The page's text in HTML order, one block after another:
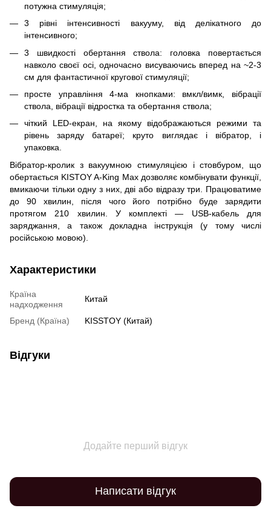
потужна стимуляція;
3 рівні інтенсивності вакууму, від делікатного до
інтенсивного;
3 швидкості обертання ствола: головка повертається
навколо своєї осі, одночасно висуваючись вперед на ~2-3
см для фантастичної кругової стимуляції;
просте управління 4-ма кнопками: вмкл/вимк, вібрації
ствола, вібрації відростка та обертання ствола;
чіткий LED-екран, на якому відображаються режими та
рівень заряду батареї; круто виглядає і вібратор, і
упаковка.
Вібратор-кролик з вакуумною стимуляцією і стовбуром, що
обертається KISTOY A-King Max дозволяє комбінувати функції,
вмикаючи тільки одну з них, дві або відразу три. Працюватиме
до 90 хвилин, після чого його потрібно буде зарядити
протягом 210 хвилин. У комплекті — USB-кабель для
заряджання, а також докладна інструкція (у тому числі
російською мовою).
Характеристики
Країна
надходження
Китай
Бренд (Країна) KISSTOY (Китай)
Відгуки
Додайте перший відгук
Написати відгук